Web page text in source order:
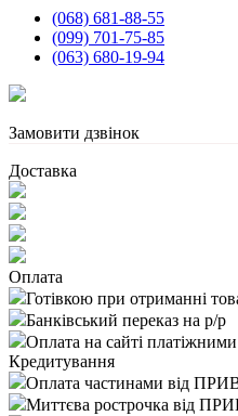
(068) 681-88-55
(099) 701-75-85
(063) 680-19-94
Замовити дзвінок
Доставка
Оплата
Готівкою при отриманні
Банківський переказ на р/р
Оплата на сайті
Кредитування
Оплата частинами від
Миттєва рострочка від